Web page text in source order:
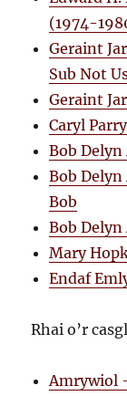
(1974-
Geraint
Sub Not
Geraint
Caryl
Bob
Bob
Bob
Bob
Mary
Endaf
Rhai o’r
Amrywiol